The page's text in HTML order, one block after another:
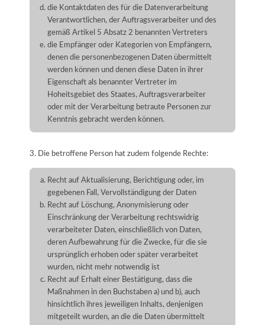
die Kontaktdaten des für die Datenverarbeitung
Verantwortlichen, der Auftragsverarbeiter und des
gemäß Artikel 5 Absatz 2 benannten Vertreters
die Empfänger oder Kategorien von Empfängern,
denen die personenbezogenen Daten übermittelt
werden können und denen diese Daten in ihrer
Eigenschaft als benannter Vertreter im
Hoheitsgebiet des Staates, Auftragsverarbeiter
oder mit der Verarbeitung betraute Personen zur
Kenntnis gebracht werden können.
3. Die betroffene Person hat zudem folgende Rechte:
Recht auf Aktualisierung, Berichtigung oder, im
gegebenen Fall, Vervollständigung der Daten
Recht auf Löschung, Anonymisierung oder
Einschränkung der Verarbeitung rechtswidrig
verarbeiteter Daten, einschließlich von Daten,
deren Aufbewahrung für die Zwecke, für die sie
ursprünglich erhoben oder später verarbeitet
wurden, nicht mehr notwendig ist
Recht auf Erhalt einer Bestätigung, dass die
Maßnahmen in den Buchstaben a) und b), auch
hinsichtlich ihres jeweiligen Inhalts, denjenigen
mitgeteilt wurden, an die die Daten übermittelt